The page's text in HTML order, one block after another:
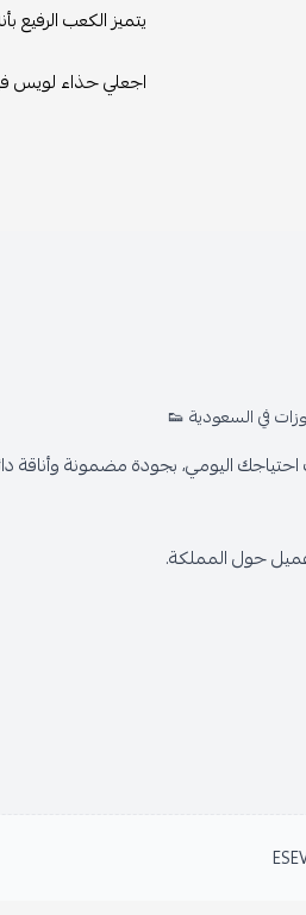
يتميز الكعب الرفيع
اجعلي حذاء لويس
في السعودية 👟
اليومي، بجودة مضمونة وأناقة